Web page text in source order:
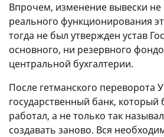
Впрочем, изменение вывески не
реального функционирования
тогда не был утвержден устав
основного, ни резервного
центральной бухгалтерии.
После гетманского переворота
государственный банк,
работал, а не только так
создавать заново. Вся